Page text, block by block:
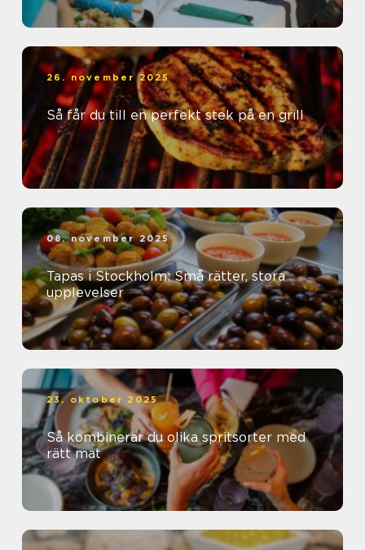
26. november 2025
Så får du till en perfekt stek på en grill
08. november 2025
Tapas i Stockholm: Små rätter, stora
upplevelser
23. oktober 2025
Så kombinerar du olika spritsorter med
rätt mat